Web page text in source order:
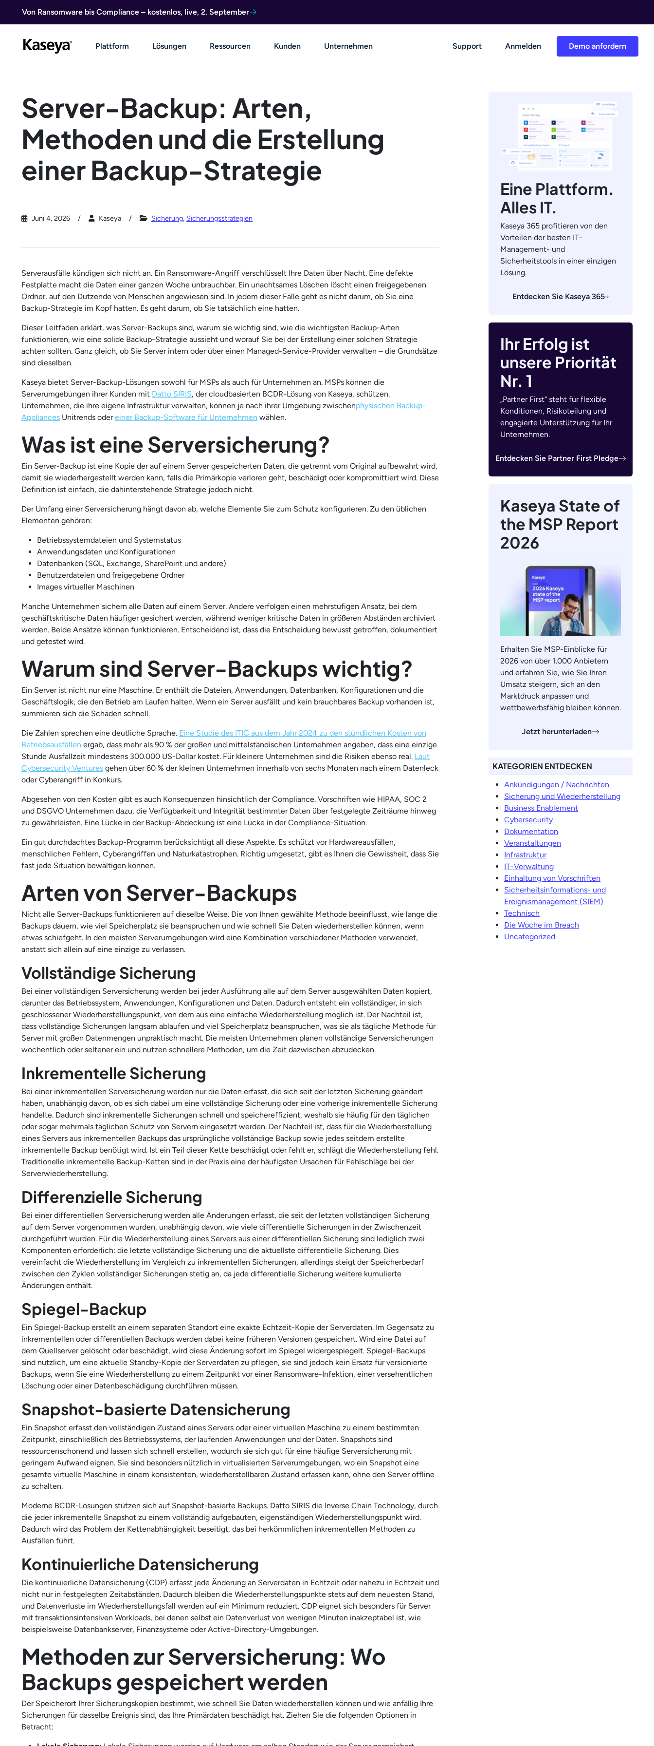
Von Ransomware bis Compliance – kostenlos, live, 2. September
Demo anfordern
Plattform Lösungen Ressourcen Kunden Unternehmen Support Anmelden
Server-Backup: Arten,
Methoden und die Erstellung
einer Backup-Strategie
Juni 4, 2026 Kaseya Sicherung, Sicherungsstrategien
Serverausfälle kündigen sich nicht an. Ein Ransomware-Angriff verschlüsselt Ihre Daten über Nacht. Eine defekte
Festplatte macht die Daten einer ganzen Woche unbrauchbar. Ein unachtsames Löschen löscht einen freigegebenen
Ordner, auf den Dutzende von Menschen angewiesen sind. In jedem dieser Fälle geht es nicht darum, ob Sie eine
Backup-Strategie im Kopf hatten. Es geht darum, ob Sie tatsächlich eine hatten.
Dieser Leitfaden erklärt, was Server-Backups sind, warum sie wichtig sind, wie die wichtigsten Backup-Arten
funktionieren, wie eine solide Backup-Strategie aussieht und worauf Sie bei der Erstellung einer solchen Strategie
achten sollten. Ganz gleich, ob Sie Server intern oder über einen Managed-Service-Provider verwalten – die Grundsätze
sind dieselben.
Kaseya bietet Server-Backup-Lösungen sowohl für MSPs als auch für Unternehmen an. MSPs können die
Serverumgebungen ihrer Kunden mit Datto SIRIS, der cloudbasierten BCDR-Lösung von Kaseya, schützen.
Unternehmen, die ihre eigene Infrastruktur verwalten, können je nach ihrer Umgebung zwischenphysischen Backup-
Appliances Unitrends odereiner Backup-Software für Unternehmen wählen.
Was ist eine Serversicherung?
Ein Server-Backup ist eine Kopie der auf einem Server gespeicherten Daten, die getrennt vom Original aufbewahrt wird,
damit sie wiederhergestellt werden kann, falls die Primärkopie verloren geht, beschädigt oder kompromittiert wird. Diese
Definition ist einfach, die dahinterstehende Strategie jedoch nicht.
Der Umfang einer Serversicherung hängt davon ab, welche Elemente Sie zum Schutz konfigurieren. Zu den üblichen
Elementen gehören:
Betriebssystemdateien und Systemstatus
Anwendungsdaten und Konfigurationen
Datenbanken (SQL, Exchange, SharePoint und andere)
Benutzerdateien und freigegebene Ordner
Images virtueller Maschinen
Manche Unternehmen sichern alle Daten auf einem Server. Andere verfolgen einen mehrstufigen Ansatz, bei dem
geschäftskritische Daten häufiger gesichert werden, während weniger kritische Daten in größeren Abständen archiviert
werden. Beide Ansätze können funktionieren. Entscheidend ist, dass die Entscheidung bewusst getroffen, dokumentiert
und getestet wird.
Warum sind Server-Backups wichtig?
Ein Server ist nicht nur eine Maschine. Er enthält die Dateien, Anwendungen, Datenbanken, Konfigurationen und die
Geschäftslogik, die den Betrieb am Laufen halten. Wenn ein Server ausfällt und kein brauchbares Backup vorhanden ist,
summieren sich die Schäden schnell.
Die Zahlen sprechen eine deutliche Sprache. Eine Studie des ITIC aus dem Jahr 2024 zu den stündlichen Kosten von
Betriebsausfällen ergab, dass mehr als 90 % der großen und mittelständischen Unternehmen angeben, dass eine einzige
Stunde Ausfallzeit mindestens 300.000 US-Dollar kostet. Für kleinere Unternehmen sind die Risiken ebenso real. Laut
Cybersecurity Ventures gehen über 60 % der kleinen Unternehmen innerhalb von sechs Monaten nach einem Datenleck
oder Cyberangriff in Konkurs.
Abgesehen von den Kosten gibt es auch Konsequenzen hinsichtlich der Compliance. Vorschriften wie HIPAA, SOC 2
und DSGVO Unternehmen dazu, die Verfügbarkeit und Integrität bestimmter Daten über festgelegte Zeiträume hinweg
zu gewährleisten. Eine Lücke in der Backup-Abdeckung ist eine Lücke in der Compliance-Situation.
Ein gut durchdachtes Backup-Programm berücksichtigt all diese Aspekte. Es schützt vor Hardwareausfällen,
menschlichen Fehlern, Cyberangriffen und Naturkatastrophen. Richtig umgesetzt, gibt es Ihnen die Gewissheit, dass Sie
fast jede Situation bewältigen können.
Arten von Server-Backups
Nicht alle Server-Backups funktionieren auf dieselbe Weise. Die von Ihnen gewählte Methode beeinflusst, wie lange die
Backups dauern, wie viel Speicherplatz sie beanspruchen und wie schnell Sie Daten wiederherstellen können, wenn
etwas schiefgeht. In den meisten Serverumgebungen wird eine Kombination verschiedener Methoden verwendet,
anstatt sich allein auf eine einzige zu verlassen.
Vollständige Sicherung
Bei einer vollständigen Serversicherung werden bei jeder Ausführung alle auf dem Server ausgewählten Daten kopiert,
darunter das Betriebssystem, Anwendungen, Konfigurationen und Daten. Dadurch entsteht ein vollständiger, in sich
geschlossener Wiederherstellungspunkt, von dem aus eine einfache Wiederherstellung möglich ist. Der Nachteil ist,
dass vollständige Sicherungen langsam ablaufen und viel Speicherplatz beanspruchen, was sie als tägliche Methode für
Server mit großen Datenmengen unpraktisch macht. Die meisten Unternehmen planen vollständige Serversicherungen
wöchentlich oder seltener ein und nutzen schnellere Methoden, um die Zeit dazwischen abzudecken.
Inkrementelle Sicherung
Bei einer inkrementellen Serversicherung werden nur die Daten erfasst, die sich seit der letzten Sicherung geändert
haben, unabhängig davon, ob es sich dabei um eine vollständige Sicherung oder eine vorherige inkrementelle Sicherung
handelte. Dadurch sind inkrementelle Sicherungen schnell und speichereffizient, weshalb sie häufig für den täglichen
oder sogar mehrmals täglichen Schutz von Servern eingesetzt werden. Der Nachteil ist, dass für die Wiederherstellung
eines Servers aus inkrementellen Backups das ursprüngliche vollständige Backup sowie jedes seitdem erstellte
inkrementelle Backup benötigt wird. Ist ein Teil dieser Kette beschädigt oder fehlt er, schlägt die Wiederherstellung fehl.
Traditionelle inkrementelle Backup-Ketten sind in der Praxis eine der häufigsten Ursachen für Fehlschläge bei der
Serverwiederherstellung.
Differenzielle Sicherung
Bei einer differentiellen Serversicherung werden alle Änderungen erfasst, die seit der letzten vollständigen Sicherung
auf dem Server vorgenommen wurden, unabhängig davon, wie viele differentielle Sicherungen in der Zwischenzeit
durchgeführt wurden. Für die Wiederherstellung eines Servers aus einer differentiellen Sicherung sind lediglich zwei
Komponenten erforderlich: die letzte vollständige Sicherung und die aktuellste differentielle Sicherung. Dies
vereinfacht die Wiederherstellung im Vergleich zu inkrementellen Sicherungen, allerdings steigt der Speicherbedarf
zwischen den Zyklen vollständiger Sicherungen stetig an, da jede differentielle Sicherung weitere kumulierte
Änderungen enthält.
Spiegel-Backup
Ein Spiegel-Backup erstellt an einem separaten Standort eine exakte Echtzeit-Kopie der Serverdaten. Im Gegensatz zu
inkrementellen oder differentiellen Backups werden dabei keine früheren Versionen gespeichert. Wird eine Datei auf
dem Quellserver gelöscht oder beschädigt, wird diese Änderung sofort im Spiegel widergespiegelt. Spiegel-Backups
sind nützlich, um eine aktuelle Standby-Kopie der Serverdaten zu pflegen, sie sind jedoch kein Ersatz für versionierte
Backups, wenn Sie eine Wiederherstellung zu einem Zeitpunkt vor einer Ransomware-Infektion, einer versehentlichen
Löschung oder einer Datenbeschädigung durchführen müssen.
Snapshot-basierte Datensicherung
Ein Snapshot erfasst den vollständigen Zustand eines Servers oder einer virtuellen Maschine zu einem bestimmten
Zeitpunkt, einschließlich des Betriebssystems, der laufenden Anwendungen und der Daten. Snapshots sind
ressourcenschonend und lassen sich schnell erstellen, wodurch sie sich gut für eine häufige Serversicherung mit
geringem Aufwand eignen. Sie sind besonders nützlich in virtualisierten Serverumgebungen, wo ein Snapshot eine
gesamte virtuelle Maschine in einem konsistenten, wiederherstellbaren Zustand erfassen kann, ohne den Server offline
zu schalten.
Moderne BCDR-Lösungen stützen sich auf Snapshot-basierte Backups. Datto SIRIS die Inverse Chain Technology, durch
die jeder inkrementelle Snapshot zu einem vollständig aufgebauten, eigenständigen Wiederherstellungspunkt wird.
Dadurch wird das Problem der Kettenabhängigkeit beseitigt, das bei herkömmlichen inkrementellen Methoden zu
Ausfällen führt.
Kontinuierliche Datensicherung
Die kontinuierliche Datensicherung (CDP) erfasst jede Änderung an Serverdaten in Echtzeit oder nahezu in Echtzeit und
nicht nur in festgelegten Zeitabständen. Dadurch bleiben die Wiederherstellungspunkte stets auf dem neuesten Stand,
und Datenverluste im Wiederherstellungsfall werden auf ein Minimum reduziert. CDP eignet sich besonders für Server
mit transaktionsintensiven Workloads, bei denen selbst ein Datenverlust von wenigen Minuten inakzeptabel ist, wie
beispielsweise Datenbankserver, Finanzsysteme oder Active-Directory-Umgebungen.
Methoden zur Serversicherung: Wo
Backups gespeichert werden
Der Speicherort Ihrer Sicherungskopien bestimmt, wie schnell Sie Daten wiederherstellen können und wie anfällig Ihre
Sicherungen für dasselbe Ereignis sind, das Ihre Primärdaten beschädigt hat. Ziehen Sie die folgenden Optionen in
Betracht:
Eine Plattform.
Alles IT.
Kaseya 365 profitieren von den
Vorteilen der besten IT-
Management- und
Sicherheitstools in einer einzigen
Lösung.
Entdecken Sie Kaseya 365
Ihr Erfolg ist
unsere Priorität
Nr. 1
„Partner First“ steht für flexible
Konditionen, Risikoteilung und
engagierte Unterstützung für Ihr
Unternehmen.
Entdecken Sie Partner First Pledge
Kaseya State of
the MSP Report
2026
Erhalten Sie MSP-Einblicke für
2026 von über 1.000 Anbietern
und erfahren Sie, wie Sie Ihren
Umsatz steigern, sich an den
Marktdruck anpassen und
wettbewerbsfähig bleiben können.
Jetzt herunterladen
KATEGORIEN ENTDECKEN
Ankündigungen / Nachrichten
Sicherung und Wiederherstellung
Business Enablement
Cybersecurity
Dokumentation
Veranstaltungen
Infrastruktur
IT-Verwaltung
Einhaltung von Vorschriften
Sicherheitsinformations- und
Ereignismanagement (SIEM)
Technisch
Die Woche im Breach
Uncategorized